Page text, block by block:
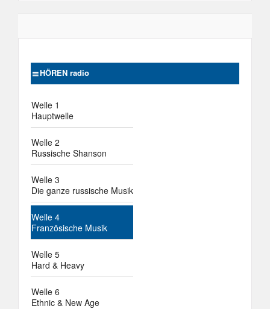
HÖREN radio
Welle 1
Hauptwelle
Welle 2
Russische Shanson
Welle 3
Die ganze russische Musik
Welle 4
Französische Musik
Welle 5
Hard & Heavy
Welle 6
Ethnic & New Age